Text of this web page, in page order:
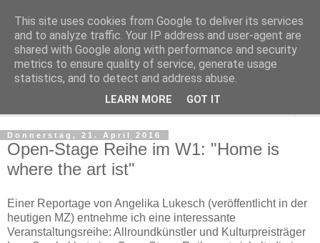
Regensburger Tagebuch
Notizen aus der nördlichsten Stadt Italiens
Donnerstag, 21. April 2016
Open-Stage Reihe im W1: "Home is
where the art ist"
Einer Reportage von Angelika Lukesch (veröffentlicht in der
heutigen MZ) entnehme ich eine interessante
Veranstaltungsreihe: Allroundkünstler und Kulturpreisträger
This site uses cookies from Google to deliver its services
and to analyze traffic. Your IP address and user-agent are
shared with Google along with performance and security
metrics to ensure quality of service, generate usage
statistics, and to detect and address abuse.
LEARN MORE GOT IT